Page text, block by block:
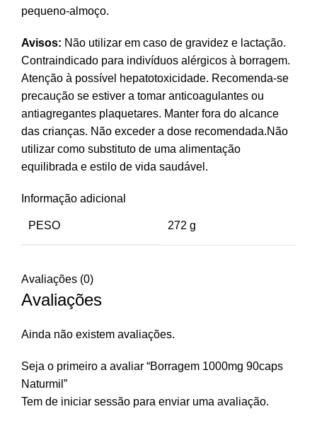
pequeno-almoço.
Avisos: Não utilizar em caso de gravidez e lactação.
Contraindicado para indivíduos alérgicos à borragem.
Atenção à possível hepatotoxicidade. Recomenda-se
precaução se estiver a tomar anticoagulantes ou
antiagregantes plaquetares. Manter fora do alcance
das crianças. Não exceder a dose recomendada.Não
utilizar como substituto de uma alimentação
equilibrada e estilo de vida saudável.
Informação adicional
PESO 272 g
Avaliações (0)
Avaliações
Ainda não existem avaliações.
Seja o primeiro a avaliar “Borragem 1000mg 90caps
Naturmil”
Tem de iniciar sessão para enviar uma avaliação.